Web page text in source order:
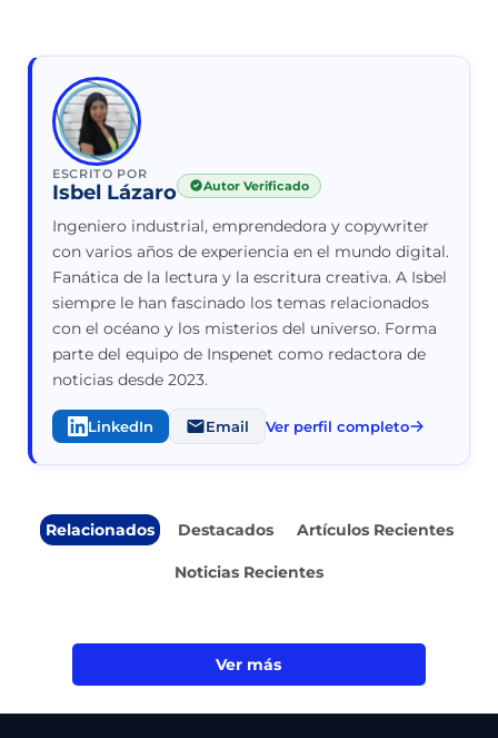
ESCRITO POR
Isbel Lázaro Autor Verificado
Ingeniero industrial, emprendedora y copywriter
con varios años de experiencia en el mundo digital.
Fanática de la lectura y la escritura creativa. A Isbel
siempre le han fascinado los temas relacionados
con el océano y los misterios del universo. Forma
parte del equipo de Inspenet como redactora de
noticias desde 2023.
LinkedIn Email Ver perfil completo
Relacionados Destacados Artículos Recientes
Noticias Recientes
Ver más